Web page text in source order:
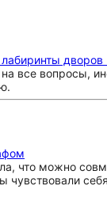
на все вопросы,
можно